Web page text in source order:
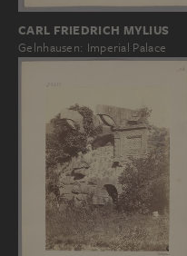
CARL FRIEDRICH MYLIUS
Gelnhausen: Imperial Palace